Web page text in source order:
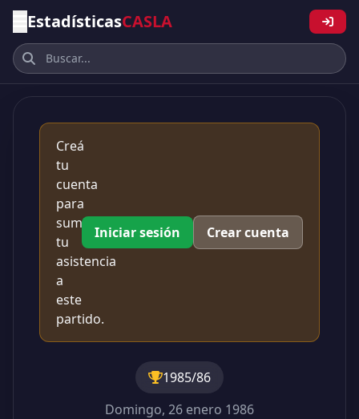
EstadísticasCASLA
Creá
tu
cuenta
para
sumar
tu
asistencia
a
este
partido.
Iniciar sesión Crear cuenta
1985/86
Domingo, 26 enero 1986